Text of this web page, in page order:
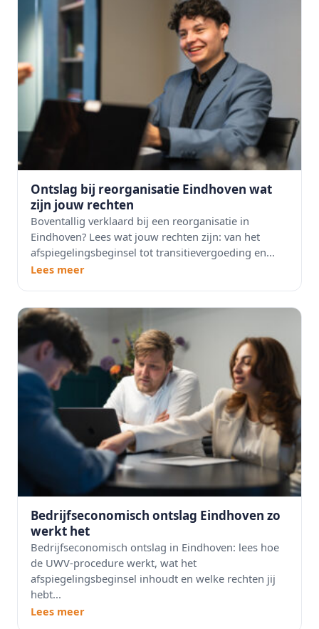
Ontslag bij reorganisatie Eindhoven wat
zijn jouw rechten
Boventallig verklaard bij een reorganisatie in
Eindhoven? Lees wat jouw rechten zijn: van het
afspiegelingsbeginsel tot transitievergoeding en...
Lees meer
Bedrijfseconomisch ontslag Eindhoven zo
werkt het
Bedrijfseconomisch ontslag in Eindhoven: lees hoe
de UWV-procedure werkt, wat het
afspiegelingsbeginsel inhoudt en welke rechten jij
hebt...
Lees meer